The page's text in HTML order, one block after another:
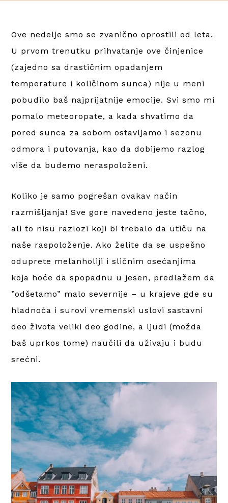
Ove nedelje smo se zvanično oprostili od leta.
U prvom trenutku prihvatanje ove činjenice
(zajedno sa drastičnim opadanjem
temperature i količinom sunca) nije u meni
pobudilo baš najprijatnije emocije. Svi smo mi
pomalo meteoropate, a kada shvatimo da
pored sunca za sobom ostavljamo i sezonu
odmora i putovanja, kao da dobijemo razlog
više da budemo neraspoloženi.
Koliko je samo pogrešan ovakav način
razmišljanja! Sve gore navedeno jeste tačno,
ali to nisu razlozi koji bi trebalo da utiču na
naše raspoloženje. Ako želite da se uspešno
oduprete melanholiji i sličnim osećanjima
koja hoće da spopadnu u jesen, predlažem da
”odšetamo” malo severnije – u krajeve gde su
hladnoća i surovi vremenski uslovi sastavni
deo života veliki deo godine, a ljudi (možda
baš uprkos tome) naučili da uživaju i budu
srećni.